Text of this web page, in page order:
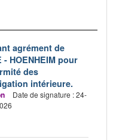
agrément de
- HOENHEIM pour
des
intérieure.
Date de signature : 24-